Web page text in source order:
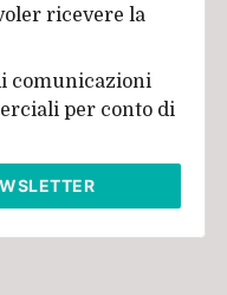
ricevere la
comunicazioni
per conto di